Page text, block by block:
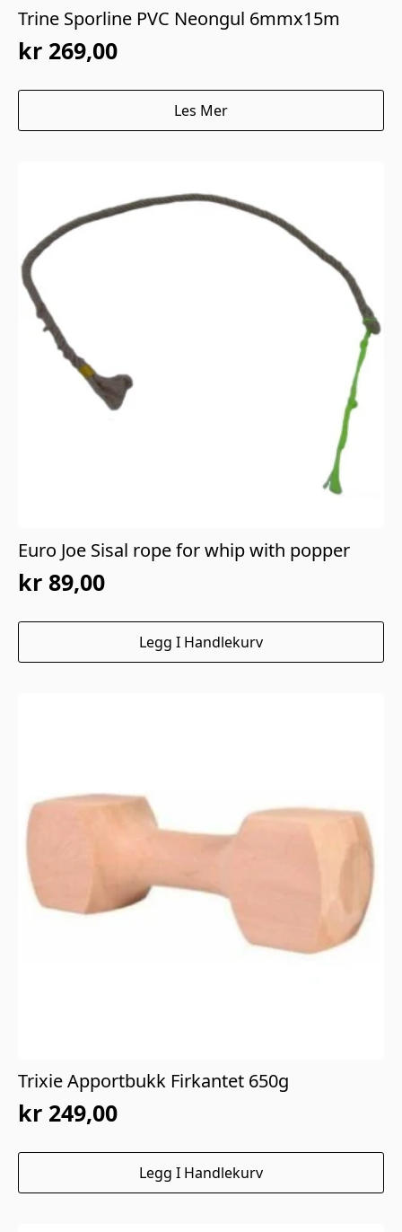
Trine Sporline PVC Neongul 6mmx15m
kr 269,00
Les Mer
Euro Joe Sisal rope for whip with popper
kr 89,00
Legg I Handlekurv
Trixie Apportbukk Firkantet 650g
kr 249,00
Legg I Handlekurv